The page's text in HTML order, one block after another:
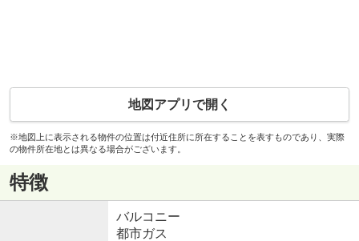
地図アプリで開く
※地図上に表示される物件の位置は付近住所に所在することを表すものであり、実際
の物件所在地とは異なる場合がございます。
特徴
バルコニー
都市ガス